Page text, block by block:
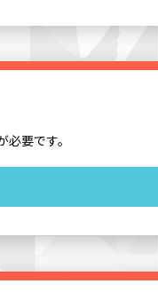
要です。